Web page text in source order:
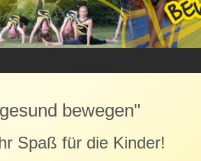
bewegen"
Spaß für die Kinder!